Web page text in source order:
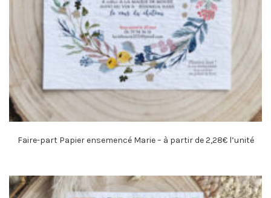
Faire-part Papier ensemencé Marie – à partir de 2,28€ l’unité